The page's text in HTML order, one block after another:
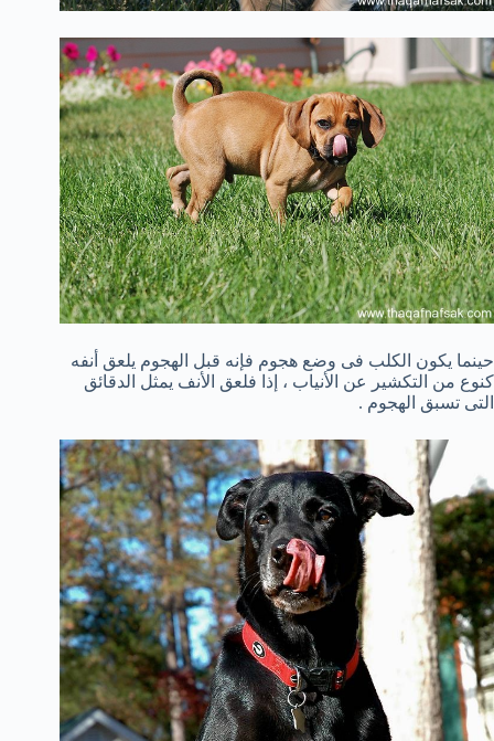
حينما يكون الكلب فى وضع هجوم فإنه قبل الهجوم يلعق أنفه
كنوع من التكشير عن الأنياب ، إذا فلعق الأنف يمثل الدقائق
التى تسبق الهجوم .